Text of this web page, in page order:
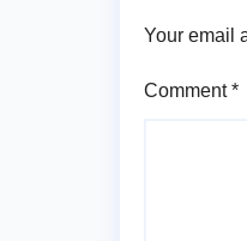
Your email
Comment*